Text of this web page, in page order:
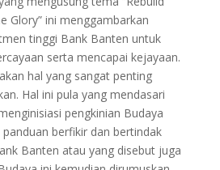
Glory” ini menggambarkan
tinggi Bank Banten untuk
serta mencapai kejayaan.
hal yang sangat penting
Hal ini pula yang mendasari
pengkinian Budaya
berfikir dan bertindak
Banten atau yang disebut juga